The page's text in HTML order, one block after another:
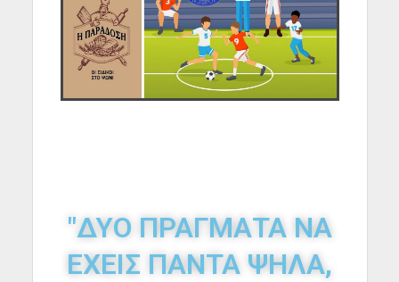
"ΔΥΟ ΠΡΑΓΜΑΤΑ ΝΑ
ΕΧΕΙΣ ΠΑΝΤΑ ΨΗΛΑ,